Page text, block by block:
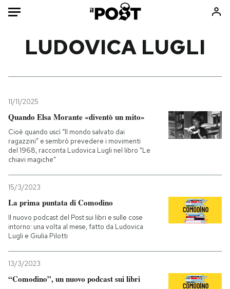
Mondo
Politica
Tecnologia
Internet
Scienza
Cultura
Economia
Sport
Consumismi
Ok Boomer!
Europa
Mondiali calcio 2026
PODCAST
NEWSLETTER
LUDOVICA LUGLI
11/11/2025
Quando Elsa Morante «diventò un mito»
Cioè quando uscì “Il mondo salvato dai
ragazzini” e sembrò prevedere i movimenti
del 1968, racconta Ludovica Lugli nel libro "Le
chiavi magiche"
15/3/2023
La prima puntata di Comodino
Il nuovo podcast del Post sui libri e sulle cose
intorno: una volta al mese, fatto da Ludovica
Lugli e Giulia Pilotti
13/3/2023
“Comodino”, un nuovo podcast sui libri